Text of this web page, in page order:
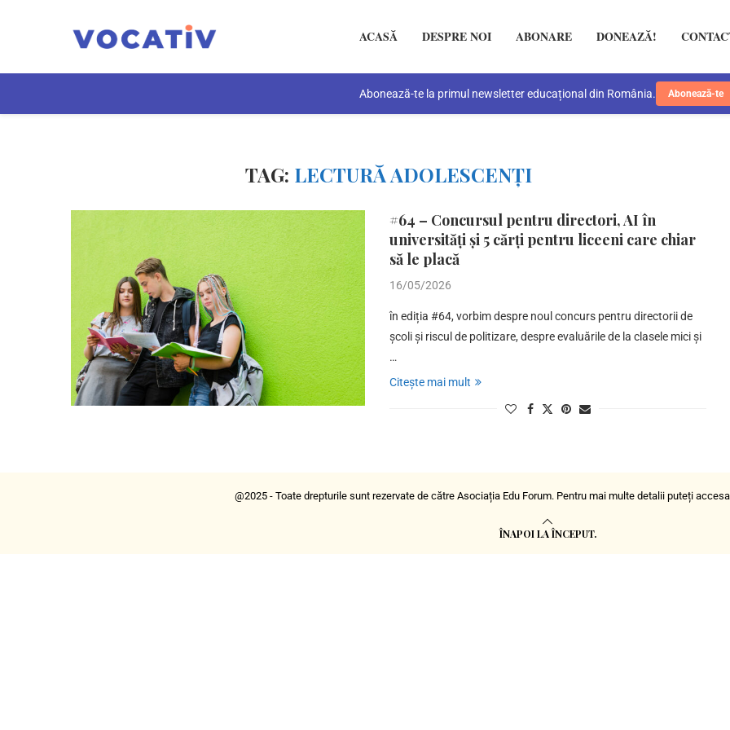
ACASĂ DESPRE NOI ABONARE DONEAZĂ!
Abonează-te la primul newsletter educațional din România. Abonează-te
TAG: LECTURĂ ADOLESCENȚI
#64 – Concursul pentru directori, AI în
universități și 5 cărți pentru liceeni care chiar
să le placă
16/05/2026
în ediția #64, vorbim despre noul concurs pentru directorii de
școli și riscul de politizare, despre evaluările de la clasele mici și
…
Citește mai mult
@2025 - Toate drepturile sunt rezervate de către Asociația Edu Forum. Pentru mai multe detalii puteți
ÎNAPOI LA ÎNCEPUT.